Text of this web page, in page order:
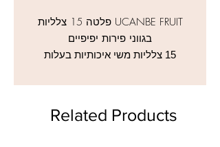
UCANBE FRUIT פלטה 15 צלליות
בגווני פירות יפיפיים
15 צלליות משי איכותיות בעלות
מעולות שילובים מטורפים
לעוד מוצרי UCANBE לחצו כאן
Related Products